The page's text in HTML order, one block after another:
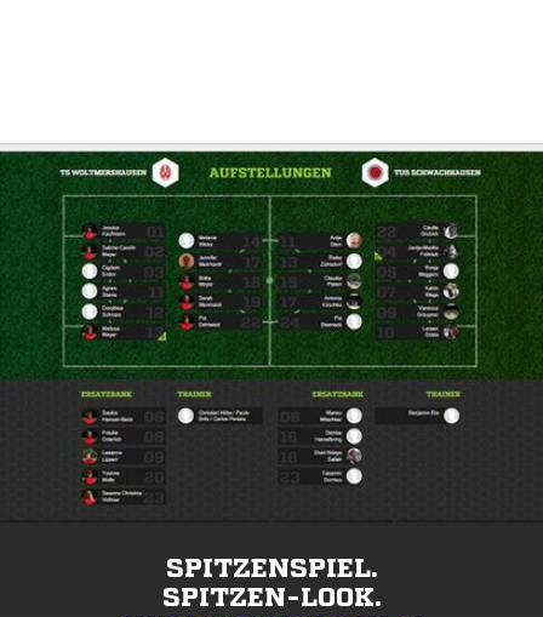
SPITZENSPIEL.
SPITZEN-LOOK.